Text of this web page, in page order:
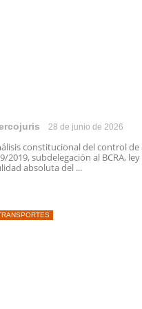
28 de junio de 2026
constitucional del control de
2019, subdelegación al BCRA,
absoluta del ...